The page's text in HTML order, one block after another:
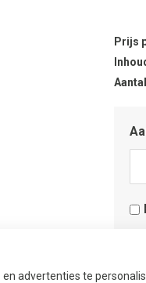
advertenties te
Prijs